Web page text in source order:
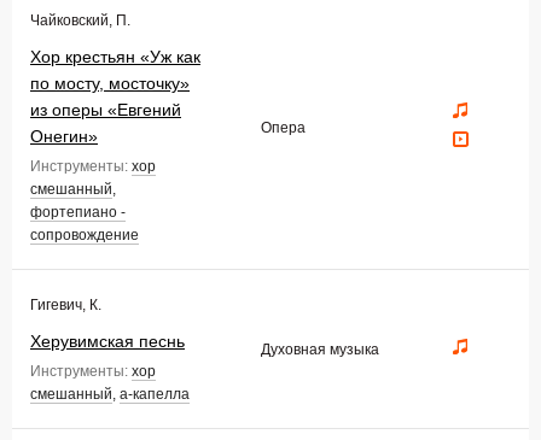
Чайковский, П.
Хор крестьян «Уж как
по мосту, мосточку»
из оперы «Евгений
Онегин»
Инструменты: хор
смешанный,
фортепиано -
сопровождение
Опера
Гигевич, К.
Херувимская песнь
Инструменты: хор
смешанный, а-капелла
Духовная музыка